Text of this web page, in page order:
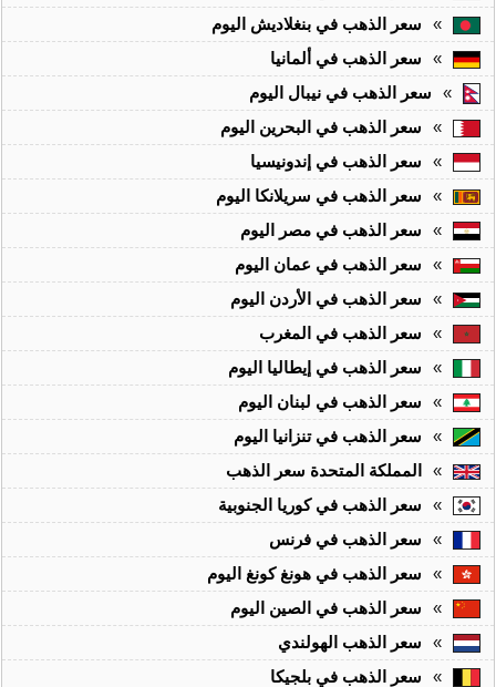
»
سعر الذهب في بنغلاديش اليوم
»
سعر الذهب في ألمانيا
»
سعر الذهب في نيبال اليوم
»
سعر الذهب في البحرين اليوم
»
سعر الذهب في إندونيسيا
»
سعر الذهب في سريلانكا اليوم
»
سعر الذهب في مصر اليوم
»
سعر الذهب في عمان اليوم
»
سعر الذهب في الأردن اليوم
»
سعر الذهب في المغرب
»
سعر الذهب في إيطاليا اليوم
»
سعر الذهب في لبنان اليوم
»
سعر الذهب في تنزانيا اليوم
»
المملكة المتحدة سعر الذهب
»
سعر الذهب في كوريا الجنوبية
»
سعر الذهب في فرنس
»
سعر الذهب في هونغ كونغ اليوم
»
سعر الذهب في الصين اليوم
»
سعر الذهب الهولندي
»
سعر الذهب في بلجيكا